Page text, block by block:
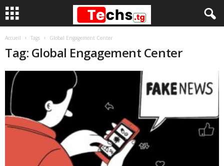
Accueil Tags Global Engagement Center
Tag: Global Engagement Center